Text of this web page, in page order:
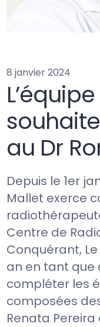
8 janvier 2024
au Dr
Depuis le 1er
Mallet exerce
Centre de
Conquérant, Le
an en tant que
compléter les
composées
Renata Pereira